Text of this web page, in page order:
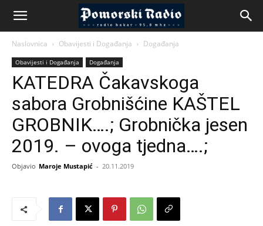
Naslovnica Obavijesti i Događanja Događanja
Obavijesti i Događanja Događanja
KATEDRA Čakavskoga
sabora Grobnišćine KAŠTEL
GROBNIK….; Grobnička jesen
2019. – ovoga tjedna….;
Objavio Maroje Mustapić - 20.11.2019